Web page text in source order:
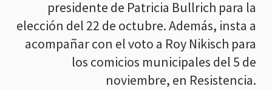
presidente de Patricia Bullrich para la
elección del 22 de octubre. Además, insta a
acompañar con el voto a Roy Nikisch para
los comicios municipales del 5 de
noviembre, en Resistencia.